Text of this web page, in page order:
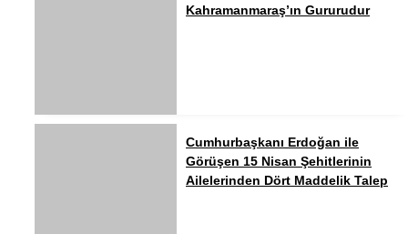
Kahramanmaraş’ın Gururudur
Cumhurbaşkanı Erdoğan ile
Görüşen 15 Nisan Şehitlerinin
Ailelerinden Dört Maddelik Talep